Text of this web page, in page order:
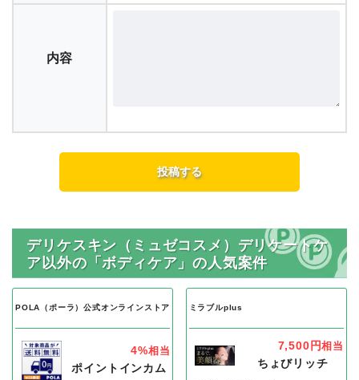
内容
デリケスキン（ミュゼコスメ）デリケートケ
ア以外の「ボディケア」の人気案件
POLA（ポーラ）公式オンラインストア
4%相当
ポイントインカム
ミラブルplus
7,500円相当
ちょびリッチ